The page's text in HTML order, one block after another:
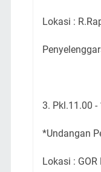
Lokasi :
3. Pkl.11.00 -
*Undangan
Lokasi :